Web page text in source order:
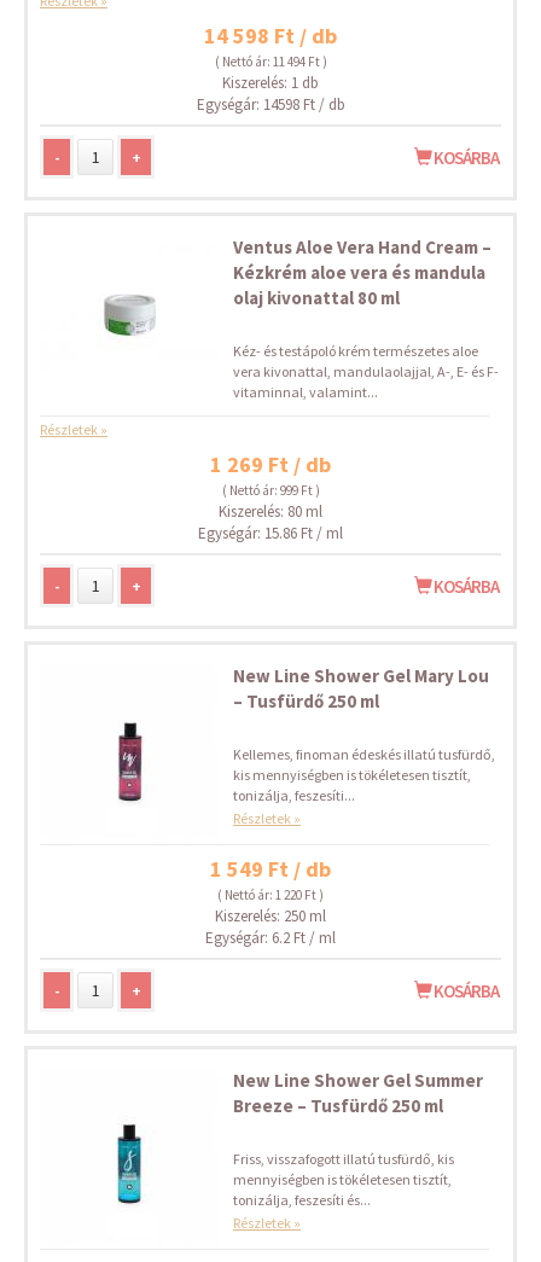
14 598 Ft / db
( Nettó ár: 11 494 Ft )
Kiszerelés: 1 db
Egységár: 14598 Ft / db
- + KOSÁRBA
Ventus Aloe Vera Hand Cream –
Kézkrém aloe vera és mandula
olaj kivonattal 80 ml
Kéz- és testápoló krém természetes aloe
vera kivonattal, mandulaolajjal, A-, E- és F-
vitaminnal, valamint...
Részletek »
1 269 Ft / db
( Nettó ár: 999 Ft )
Kiszerelés: 80 ml
Egységár: 15.86 Ft / ml
- + KOSÁRBA
New Line Shower Gel Mary Lou
– Tusfürdő 250 ml
Kellemes, finoman édeskés illatú tusfürdő,
kis mennyiségben is tökéletesen tisztít,
tonizálja, feszesíti...
Részletek »
1 549 Ft / db
( Nettó ár: 1 220 Ft )
Kiszerelés: 250 ml
Egységár: 6.2 Ft / ml
- + KOSÁRBA
New Line Shower Gel Summer
Breeze – Tusfürdő 250 ml
Friss, visszafogott illatú tusfürdő, kis
mennyiségben is tökéletesen tisztít,
tonizálja, feszesíti és...
Részletek »